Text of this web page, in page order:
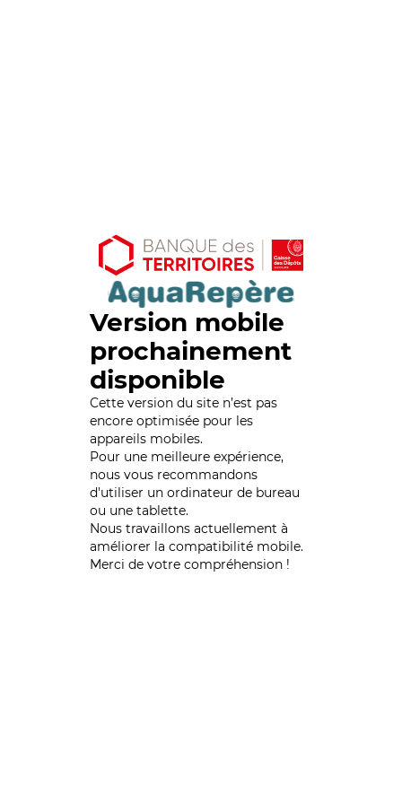
Version mobile
prochainement
disponible
Cette version du site n’est pas
encore optimisée pour les
appareils mobiles.
Pour une meilleure expérience,
nous vous recommandons
d'utiliser un ordinateur de bureau
ou une tablette.
Nous travaillons actuellement à
améliorer la compatibilité mobile.
Merci de votre compréhension !